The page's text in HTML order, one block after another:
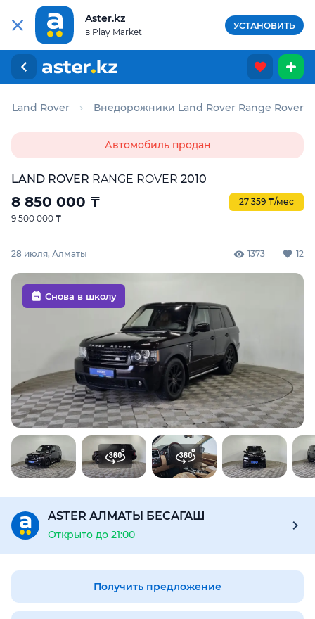
Aster.kz
в Play Market
УСТАНОВИТЬ
Land Rover Внедорожники Land Rover Range Rover
Автомобиль продан
LAND ROVER RANGE ROVER 2010
8 850 000 ₸
27 359 ₸/мес
9 500 000 ₸
28 июля, Алматы 1373 12
Снова в школу
Для этого авто доступен отчёт Aster Check
Предоставим подробную информацию об автомобиле:
техническое состояние, пробег, история осмотров,
юридическая проверка по базам РК и РФ
Купить отчёт за 1000₸
ASTER АЛМАТЫ БЕСАГАШ
Открыто до 21:00
Получить предложение